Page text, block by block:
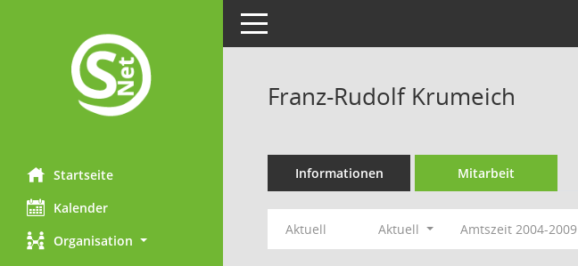
Startseite
Kalender
Organisation
Toggle navigation
Franz-Rudolf Krumeich
Informationen Mitarbeit
Aktuell Aktuell Amtszeit 2004-2009